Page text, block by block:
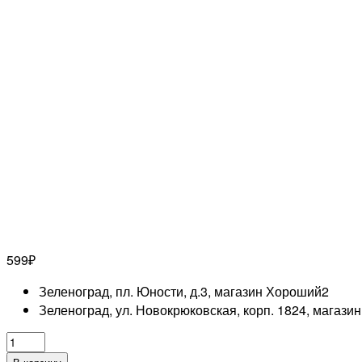
599₽
Зеленоград, пл. Юности, д.3, магазин Хороший2
Зеленоград, ул. Новокрюковская, корп. 1824,
Количество